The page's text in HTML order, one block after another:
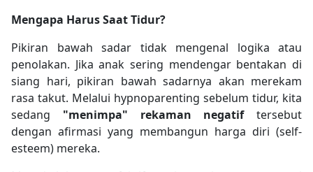
Mengapa Harus Saat Tidur?
Pikiran bawah sadar tidak mengenal logika atau
penolakan. Jika anak sering mendengar bentakan di
siang hari, pikiran bawah sadarnya akan merekam
rasa takut. Melalui hypnoparenting sebelum tidur, kita
sedang "menimpa" rekaman negatiftersebut
dengan afirmasi yang membangun harga diri (self-
esteem) mereka.